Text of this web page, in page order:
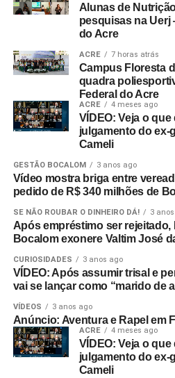
Alunas de
pesquisas na Uerj
do Acre
ACRE 7 horas atrás
Campus Floresta
quadra
Federal do Acre
ACRE 4 meses ago
VÍDEO: Veja o
julgamento do ex-
Cameli
GESTÃO BOCALOM 3 anos ago
Vídeo mostra briga entre
pedido de R$ 340 milhões de
SE NÃO ROUBAR O DINHEIRO DÁ! 3
Após empréstimo ser rejeitado,
Bocalom exonere Valtim José
CURIOSIDADES 3 anos ago
VÍDEO: Após assumir trisal e
vai se lançar como “marido de
VÍDEOS 3 anos ago
Anúncio: Aventura e Rapel em
ACRE 4 meses ago
VÍDEO: Veja o
julgamento do ex-
Cameli